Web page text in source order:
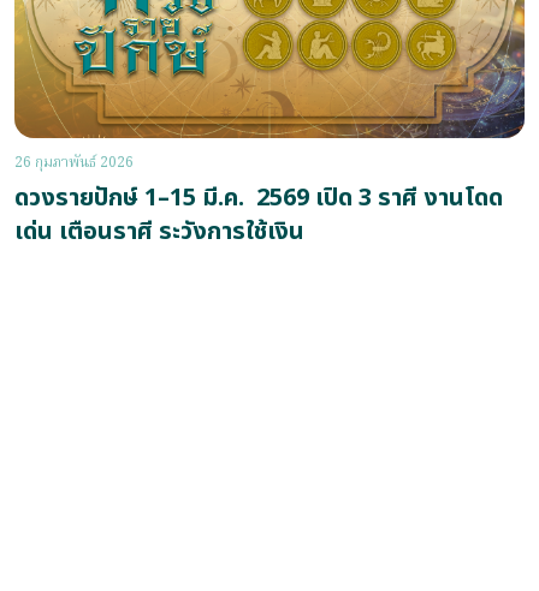
26 กุมภาพันธ์ 2026
ดวงรายปักษ์ 1–15 มี.ค. 2569 เปิด 3 ราศี งานโดด
เด่น เตือนราศี ระวังการใช้เงิน